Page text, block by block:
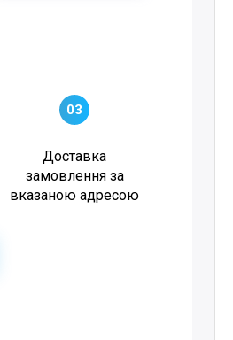
03
Доставка
замовлення за
вказаною адресою